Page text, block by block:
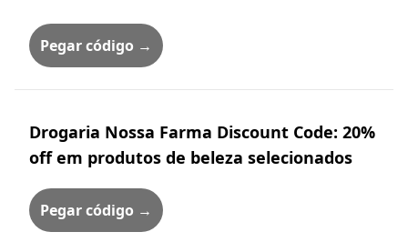
Pegar código →
Drogaria Nossa Farma Discount Code: 20%
off em produtos de beleza selecionados
Pegar código →